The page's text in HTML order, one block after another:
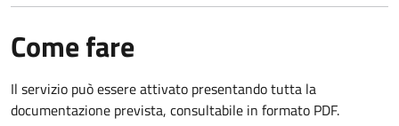
Come fare
Il servizio può essere attivato presentando tutta la
documentazione prevista, consultabile in formato PDF.